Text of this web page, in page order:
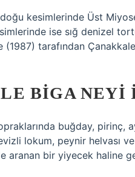
doğu kesimlerinde Üst
ise sığ denizel
tarafından
BIGA NEYI
buğday, pirinç,
lokum, peynir helvası
aranan bir yiyecek haline